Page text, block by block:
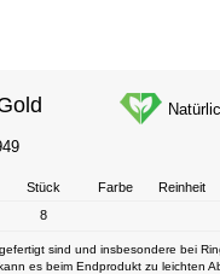
Stück Farbe Reinheit
8
sind und insbesondere bei
es beim Endprodukt zu leichten